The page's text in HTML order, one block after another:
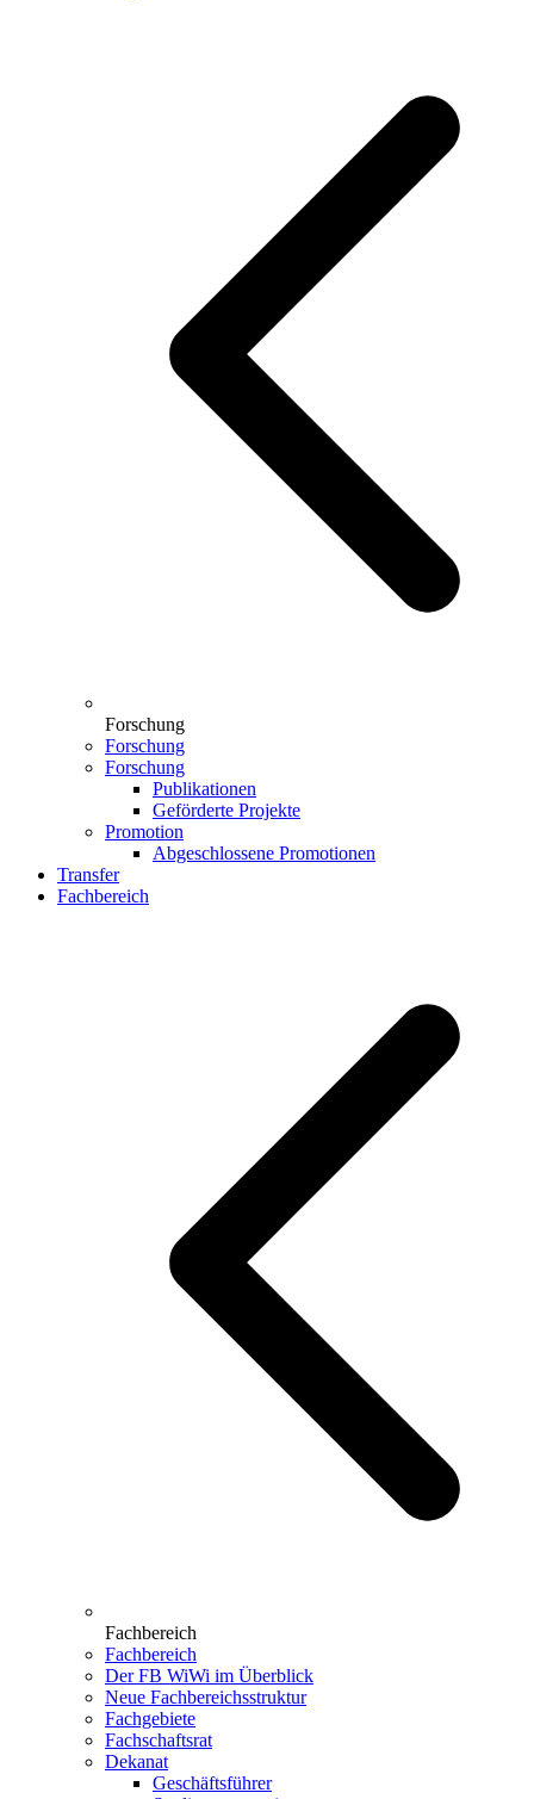
Forschung
Forschung
Forschung
Publikationen
Geförderte Projekte
Promotion
Abgeschlossene Promotionen
Transfer
Fachbereich
Fachbereich
Fachbereich
Der FB WiWi im Überblick
Neue Fachbereichsstruktur
Fachgebiete
Fachschaftsrat
Dekanat
Geschäftsführer